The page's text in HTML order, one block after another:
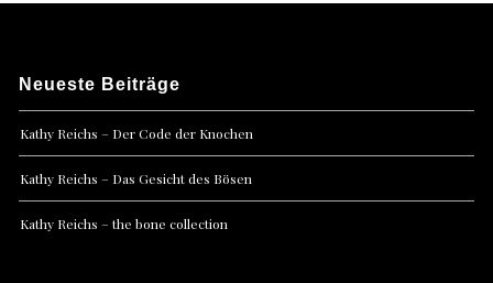
Neueste Beiträge
Kathy Reichs – Der Code der Knochen
Kathy Reichs – Das Gesicht des Bösen
Kathy Reichs – the bone collection